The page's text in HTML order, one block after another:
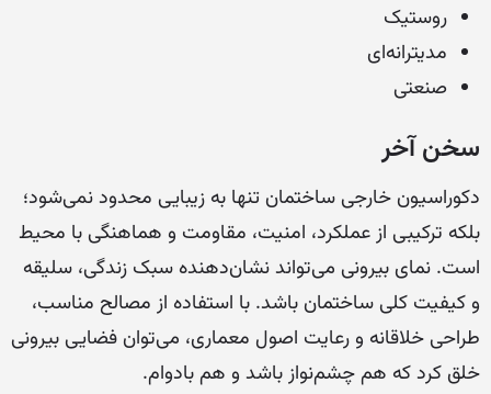
روستیک
مدیترانه‌ای
صنعتی
سخن آخر
دکوراسیون خارجی ساختمان تنها به زیبایی محدود نمی‌شود؛
بلکه ترکیبی از عملکرد، امنیت، مقاومت و هماهنگی با محیط
است. نمای بیرونی می‌تواند نشان‌دهنده سبک زندگی، سلیقه
و کیفیت کلی ساختمان باشد. با استفاده از مصالح مناسب،
طراحی خلاقانه و رعایت اصول معماری، می‌توان فضایی بیرونی
خلق کرد که هم چشم‌نواز باشد و هم بادوام.